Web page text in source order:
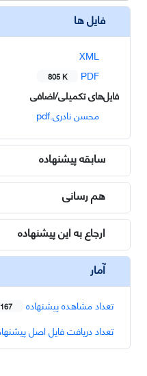
فایل ها
XML
PDF
805 K
فایل‌های تکمیلی/اضافی
محسن نادری.pdf
سابقه پیشنهاده
هم رسانی
ارجاع به این پیشنهاده
آمار
تعداد مشاهده پیشنهاده 167
تعداد دریافت فایل اصل